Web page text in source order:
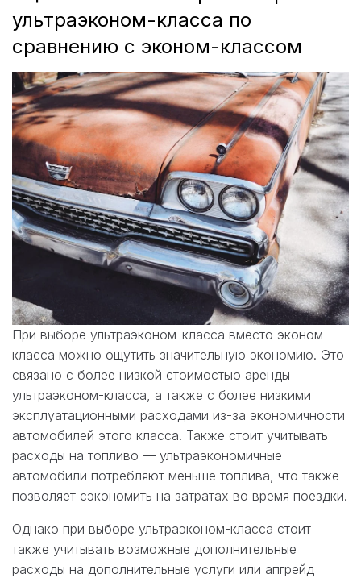
ультраэконом-класса по
сравнению с эконом-классом
При выборе ультраэконом-класса вместо эконом-
класса можно ощутить значительную экономию. Это
связано с более низкой стоимостью аренды
ультраэконом-класса, а также с более низкими
эксплуатационными расходами из-за экономичности
автомобилей этого класса. Также стоит учитывать
расходы на топливо — ультраэкономичные
автомобили потребляют меньше топлива, что также
позволяет сэкономить на затратах во время поездки.
Однако при выборе ультраэконом-класса стоит
также учитывать возможные дополнительные
расходы на дополнительные услуги или апгрейд